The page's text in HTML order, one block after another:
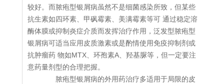
较好。而脓疱型银屑病虽然不是细菌感染所致，但某些
抗生素如四环素、甲砜霉素、美满霉素等可 通过稳定溶
酶体膜或抑制炎症介质而发挥治疗作用，泛发型脓疱型
银屑病可适当应用皮质激素或是酌情使用免疫抑制剂或
抗肿瘤药 物如MTX、环孢素A、羟基脲等，但一定要注
意药量剂型的合理把握。
脓疱型银屑病的外用药治疗多适用于局限的皮